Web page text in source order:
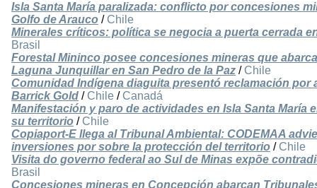
Isla Santa María paralizada: conflicto por concesiones
Golfo de Arauco / Chile
Minerales críticos: política se negocia a puerta cerrada
Brasil
Forestal Mininco posee concesiones mineras que
Laguna Junquillar en San Pedro de la Paz / Chile
Comunidad Indígena diaguita presentó reclamación
Barrick Gold / Chile / Canadá
Manifestación y paro de actividades en Isla Santa María
su territorio / Chile
Copiaport-E llega al Tribunal Ambiental: CODEMAA
inversiones por sobre la protección del territorio / Chile
Visita do governo federal ao Sul de Minas expõe
Brasil
Concesiones mineras en Concepción abarcan